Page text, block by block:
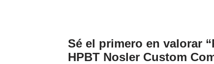
Sé el primero en valorar
HPBT Nosler Custom